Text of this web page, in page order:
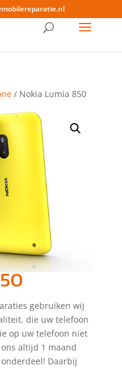
/ Nokia Lumia 850
gebruiken wij
die uw telefoon
op uw telefoon niet
altijd 1 maand
Daarbij